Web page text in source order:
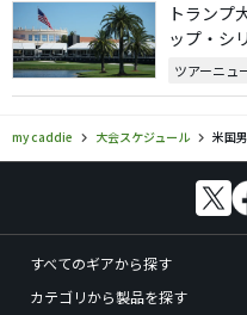
トランプ
ップ・シ
ツアーニュ
my caddie 大会スケジュール 米国男
すべてのギアから探す
カテゴリから製品を探す